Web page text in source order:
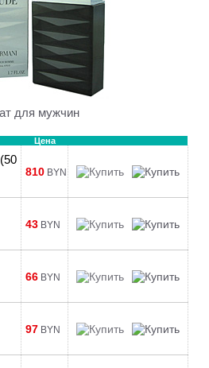
для мужчин
Цена
810 BYN
43 BYN
66 BYN
97 BYN